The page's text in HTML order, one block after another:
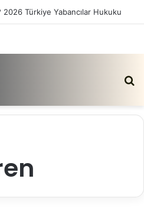
2026 Türkiye Yabancılar Hukuku